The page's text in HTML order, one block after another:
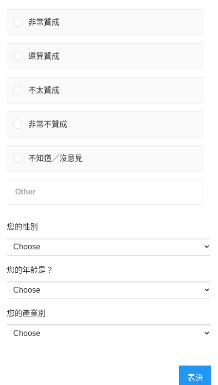
非常贊成
還算贊成
不太贊成
非常不贊成
不知道／沒意見
您的性別
您的年齡是？
您的產業別
表決